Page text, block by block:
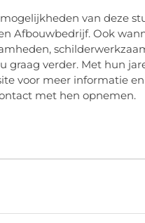
van deze
Afbouwbedrijf. Ook
graag verder. Met hun
voor meer informatie
met hen opnemen.